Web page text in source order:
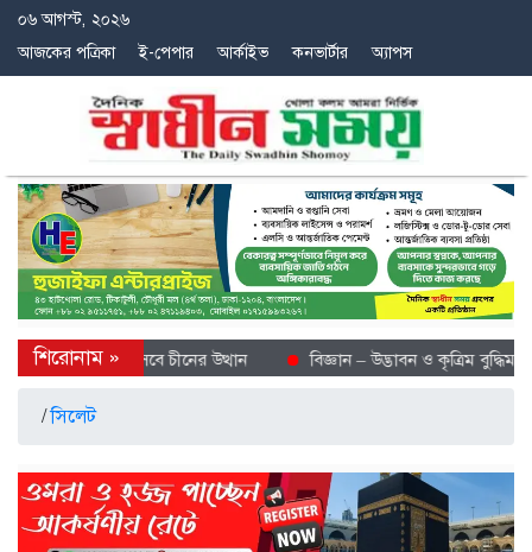
০৬ আগস্ট, ২০২৬
আজকের পত্রিকা
ই-পেপার আর্কাইভ কনভার্টার অ্যাপস
শীতল গন্তব্য হিসেবে চীনের উত্থান বিজ্ঞান – উদ্ভাবন ও কৃত্রিম
/সিলেট